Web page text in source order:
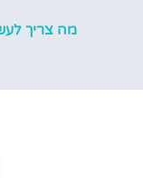
מה צריך